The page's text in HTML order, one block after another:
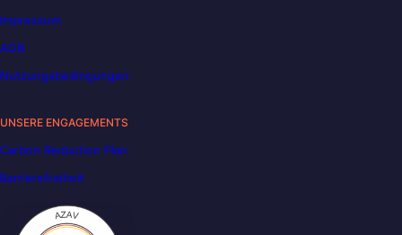
Impressum
AGB
Nutzungsbedingungen
UNSERE ENGAGEMENTS
Carbon Reduction Plan
Barrierefreiheit